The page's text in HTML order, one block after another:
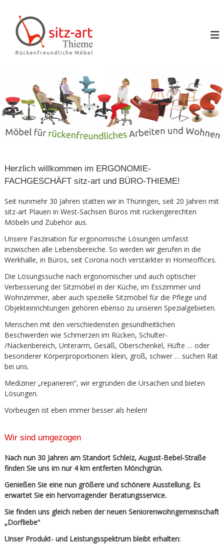
p
t
T
h
i
e
d
o
c
h
b
e
g
n
Herzlich willkommen im ERGONOMIE-
FACHGESCHÄFT sitz-art und BÜRO-THIEME!
Seit nunmehr 30 Jahren statten wir in Thüringen, seit 20 Jahren mit
sitz-art Plauen in West-Sachsen Büros mit rückengerechten
Möbeln und Zubehör aus.
Unsere Faszination für ergonomische Lösungen umfasst
inzwischen alle Lebensbereiche. So werden wir gerufen in die
Werkhalle, in Büros, seit Corona noch verstärkter in Homeoffices.
Die Lösungssuche nach ergonomischer und auch optischer
Verbesserung der Sitzmöbel in der Küche, im Esszimmer und
Wohnzimmer, aber auch spezielle Sitzmöbel für die Pflege und
Objekteinrichtungen gehören ebenso zu unseren Spezialgebieten.
Menschen mit den verschiedensten gesundheitlichen
Beschwerden wie Schmerzen im Rücken, Schulter-
/Nackenbereich, Unterarm, Gesäß, Oberschenkel, Hüfte … oder
besonderer Körperproportionen: klein, groß, schwer … suchen Rat
bei uns.
Mediziner „reparieren“, wir ergründen die Ursachen und bieten
Lösungen.
Vorbeugen ist eben immer besser als heilen!
Wir sind umgezogen
Nach nun 30 Jahren am Standort Schleiz, August-Bebel-Straße
finden Sie uns im nur 4 km entferten Mönchgrün.
Genießen Sie eine nun größere und schönere Ausstellung. Es
erwartet Sie ein hervorragender Beratungsservice.
Sie finden uns gleich neben der neuen Seniorenwohngemeinschaft
„Dorfliebe“
Unser Produkt- und Leistungsspektrum bleibt erhalten: